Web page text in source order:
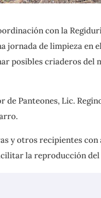
con la
jornada de limpieza en
posibles criaderos del
Panteones, Lic.
y otros recipientes con
la reproducción